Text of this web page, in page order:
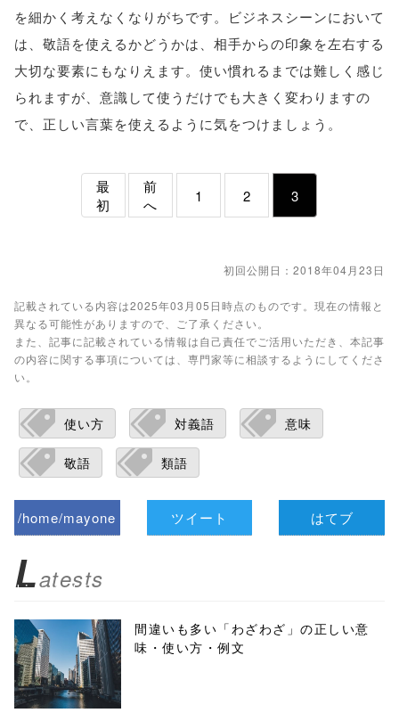
を細かく考えなくなりがちです。ビジネスシーンにおいて
は、敬語を使えるかどうかは、相手からの印象を左右する
大切な要素にもなりえます。使い慣れるまでは難しく感じ
られますが、意識して使うだけでも大きく変わりますの
で、正しい言葉を使えるように気をつけましょう。
最
初
前
へ
1 2 3
初回公開日：2018年04月23日
記載されている内容は2025年03月05日時点のものです。現在の情報と
異なる可能性がありますので、ご了承ください。
また、記事に記載されている情報は自己責任でご活用いただき、本記事
の内容に関する事項については、専門家等に相談するようにしてくださ
い。
使い方 対義語 意味
敬語 類語
/home/mayone
biz.jp/public_ht
ml/wp-
content/themes
/tapbiz_theme/
ツイート はてブ
Latests
間違いも多い「わざわざ」の正しい意
味・使い方・例文